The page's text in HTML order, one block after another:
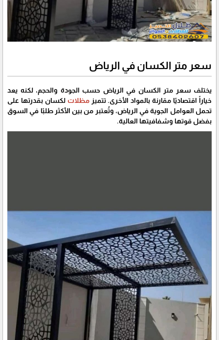
سعر متر الكسان في الرياض
يختلف سعر متر الكسان في الرياض حسب الجودة والحجم، لكنه يعد
خياراً اقتصاديًا مقارنة بالمواد الأخرى. تتميزمظلاتلكسان بقدرتها على
تحمل العوامل الجوية في الرياض، وتُعتبر من بين الأكثر طلبًا في السوق
بفضل قوتها وشفافيتها العالية.